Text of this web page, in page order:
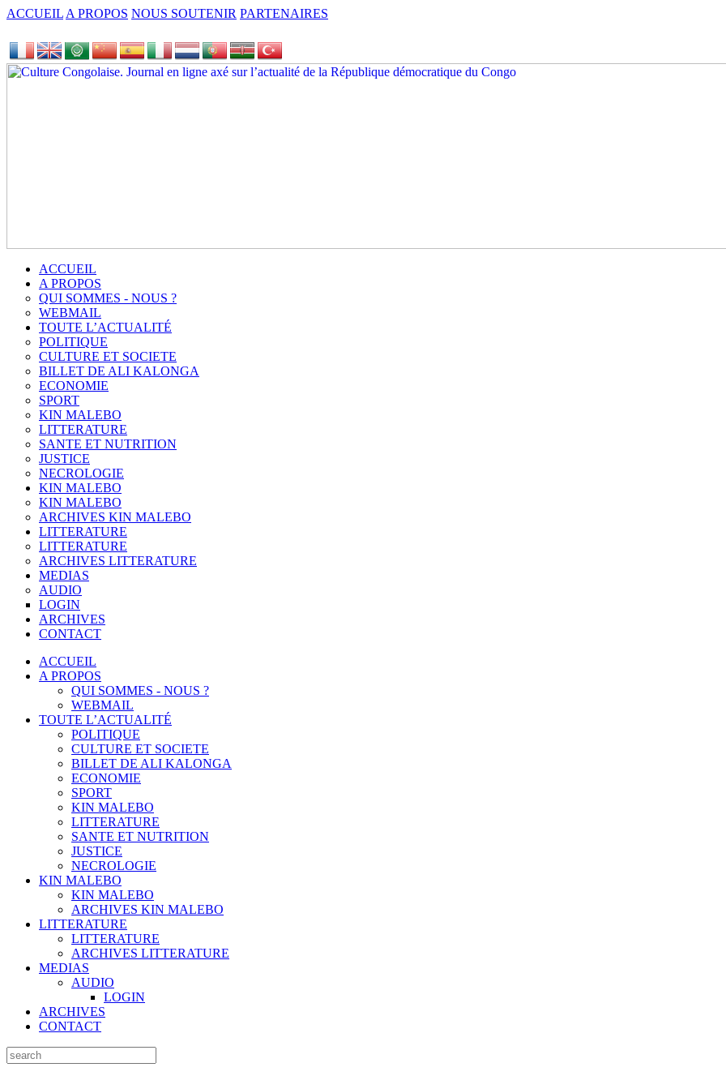
ACCUEIL A PROPOS NOUS SOUTENIR PARTENAIRES
ACCUEIL
A PROPOS
QUI SOMMES - NOUS ?
WEBMAIL
TOUTE L’ACTUALITÉ
POLITIQUE
CULTURE ET SOCIETE
BILLET DE ALI KALONGA
ECONOMIE
SPORT
KIN MALEBO
LITTERATURE
SANTE ET NUTRITION
JUSTICE
NECROLOGIE
KIN MALEBO
KIN MALEBO
ARCHIVES KIN MALEBO
LITTERATURE
LITTERATURE
ARCHIVES LITTERATURE
MEDIAS
AUDIO
LOGIN
ARCHIVES
CONTACT
ACCUEIL
A PROPOS
QUI SOMMES - NOUS ?
WEBMAIL
TOUTE L’ACTUALITÉ
POLITIQUE
CULTURE ET SOCIETE
BILLET DE ALI KALONGA
ECONOMIE
SPORT
KIN MALEBO
LITTERATURE
SANTE ET NUTRITION
JUSTICE
NECROLOGIE
KIN MALEBO
KIN MALEBO
ARCHIVES KIN MALEBO
LITTERATURE
LITTERATURE
ARCHIVES LITTERATURE
MEDIAS
AUDIO
LOGIN
ARCHIVES
CONTACT